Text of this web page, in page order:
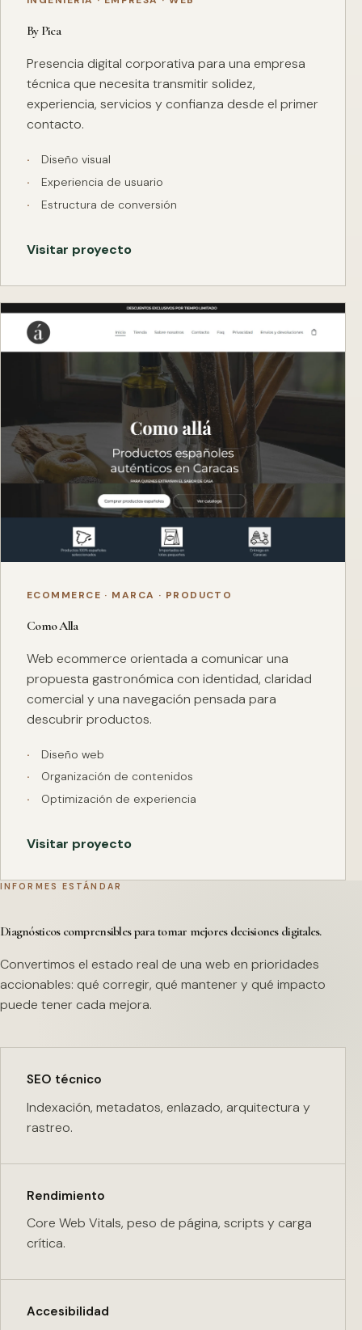
By Pica
Presencia digital corporativa para una empresa
técnica que necesita transmitir solidez,
experiencia, servicios y confianza desde el primer
contacto.
Diseño visual
Experiencia de usuario
Estructura de conversión
Visitar proyecto
ECOMMERCE · MARCA · PRODUCTO
Como Alla
Web ecommerce orientada a comunicar una
propuesta gastronómica con identidad, claridad
comercial y una navegación pensada para
descubrir productos.
Diseño web
Organización de contenidos
Optimización de experiencia
Visitar proyecto
INFORMES ESTÁNDAR
Diagnósticos comprensibles para tomar mejores decisiones digitales.
Convertimos el estado real de una web en prioridades
accionables: qué corregir, qué mantener y qué impacto
puede tener cada mejora.
SEO técnico
Indexación, metadatos, enlazado, arquitectura y
rastreo.
Rendimiento
Core Web Vitals, peso de página, scripts y carga
crítica.
Accesibilidad